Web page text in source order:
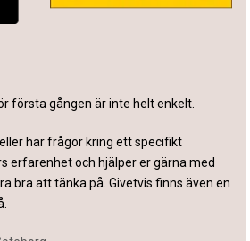
första gången är inte helt enkelt.
har frågor kring ett specifikt
erfarenhet och hjälper er gärna med
bra att tänka på. Givetvis finns även en